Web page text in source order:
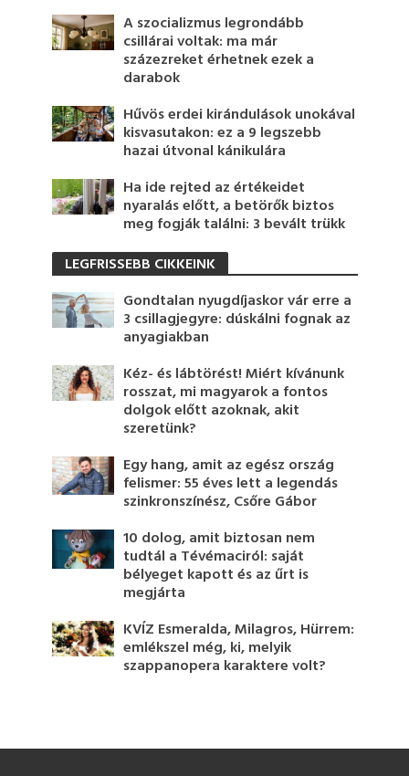
A szocializmus legrondább
csillárai voltak: ma már
százezreket érhetnek ezek a
darabok
Hűvös erdei kirándulások unokával
kisvasutakon: ez a 9 legszebb
hazai útvonal kánikulára
Ha ide rejted az értékeidet
nyaralás előtt, a betörők biztos
meg fogják találni: 3 bevált trükk
LEGFRISSEBB CIKKEINK
Gondtalan nyugdíjaskor vár erre a
3 csillagjegyre: dúskálni fognak az
anyagiakban
Kéz- és lábtörést! Miért kívánunk
rosszat, mi magyarok a fontos
dolgok előtt azoknak, akit
szeretünk?
Egy hang, amit az egész ország
felismer: 55 éves lett a legendás
szinkronszínész, Csőre Gábor
10 dolog, amit biztosan nem
tudtál a Tévémaciról: saját
bélyeget kapott és az űrt is
megjárta
KVÍZ Esmeralda, Milagros, Hürrem:
emlékszel még, ki, melyik
szappanopera karaktere volt?